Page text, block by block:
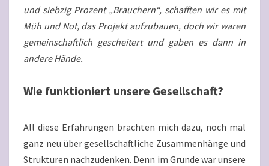
und siebzig Prozent „Brauchern“, schafften wir es mit
Müh und Not, das Projekt aufzubauen, doch wir waren
gemeinschaftlich gescheitert und gaben es dann in
andere Hände.
Wie funktioniert unsere Gesellschaft?
All diese Erfahrungen brachten mich dazu, noch mal
ganz neu über gesellschaftliche Zusammenhänge und
Strukturen nachzudenken. Denn im Grunde war unsere